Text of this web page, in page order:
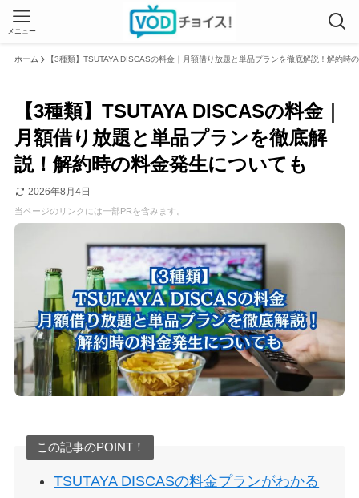
メニュー
ホーム 【3種類】TSUTAYA DISCASの料金｜月額借り放題と単品プランを徹底解説！解約時
【3種類】TSUTAYA DISCASの料金｜
月額借り放題と単品プランを徹底解
説！解約時の料金発生についても
2026年8月4日
当ページのリンクには一部PRを含みます。
この記事のPOINT！
TSUTAYA DISCASの料金プランがわかる